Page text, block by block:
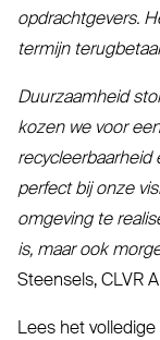
opdrachtgevers.
termijn
Duur­zaamheid
kozen we voor
recy­cleer­baarheid
perfect bij onze
omgeving te
is, maar ook
Steensels, CLVR
Lees het